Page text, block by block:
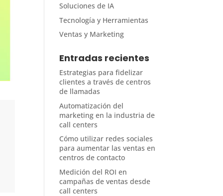
Soluciones de IA
Tecnología y Herramientas
Ventas y Marketing
Entradas recientes
Estrategias para fidelizar
clientes a través de centros
de llamadas
Automatización del
marketing en la industria de
call centers
Cómo utilizar redes sociales
para aumentar las ventas en
centros de contacto
Medición del ROI en
campañas de ventas desde
call centers